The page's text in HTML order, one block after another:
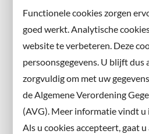
Functionele cookies zorgen
goed werkt. Analytische
website te verbeteren. Deze
persoonsgegevens. U blijft dus
zorgvuldig om met uw
de Algemene Verordening
(AVG). Meer informatie vindt u
Als u cookies accepteert, gaat
en volg ons ook op sociale media.
Facebook
X
Instagram
Contact met de